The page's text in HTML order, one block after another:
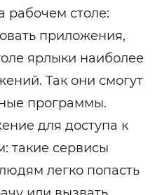
рабочем столе:
приложения,
ярлыки наиболее
Так они смогут
программы.
для доступа к
такие сервисы
легко попасть